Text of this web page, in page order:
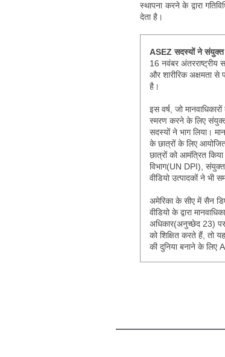
स्थापना करने के द्वारा
देता है।
ASEZ सदस्यों ने संयुक्त
16 नवंबर अंतरराष्ट्रीय
और शारीरिक अक्षमता
है।
इस वर्ष, जो
स्मरण करने के लिए संयुक्त
सदस्यों ने भाग लिया।
के छात्रों के लिए
छात्रों को आमंत्रित
विभाग(UN DPI),
वीडियो उत्पादकों ने भी
अमेरिका के सीए में सैन
वीडियो के द्वारा
अधिकार(अनुच्छेद 23)
को शिक्षित करते हैं, तो
की दुनिया बनाने के लिए